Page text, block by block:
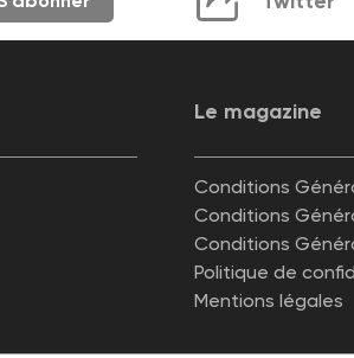
Le magazine
Conditions
Conditions
Conditions
Politique de
Mentions légales